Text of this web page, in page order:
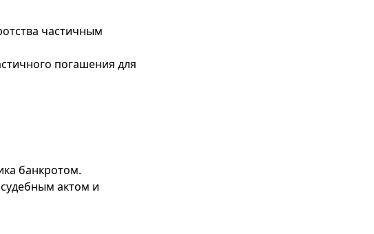
частичным
погашения для
банкротом.
актом и